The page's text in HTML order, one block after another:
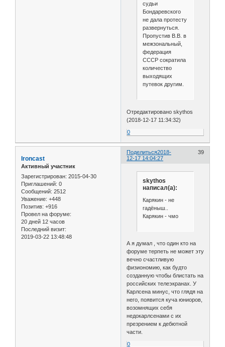
судьи
Бондаревского
не дала протесту
развернуться.
Пропустив В.В. в
межзональный,
федерация
СССР сократила
количество
выходящих
путевок другим.
Отредактировано skythos
(2018-12-17 11:34:32)
0
Поделиться 39
2018-
12-17 14:04:27
Ironcast
Активный участник
Зарегистрирован: 2015-04-30
Приглашений: 0
Сообщений: 2512
Уважение: +448
Позитив: +916
Провел на форуме:
20 дней 12 часов
Последний визит:
2019-03-22 13:48:48
skythos
написал(а):
Карякин - не
гадёныш..
Карякин - чмо
А я думал , что один кто на
форуме терпеть не может эту
вечно счастливую
физиономию, как будто
созданную чтобы блистать на
российских телеэкранах. У
Карлсена минус, что глядя на
него, появится куча юниоров,
возомнящих себя
недокарлсенами с их
презрением к дебютной
части.
0